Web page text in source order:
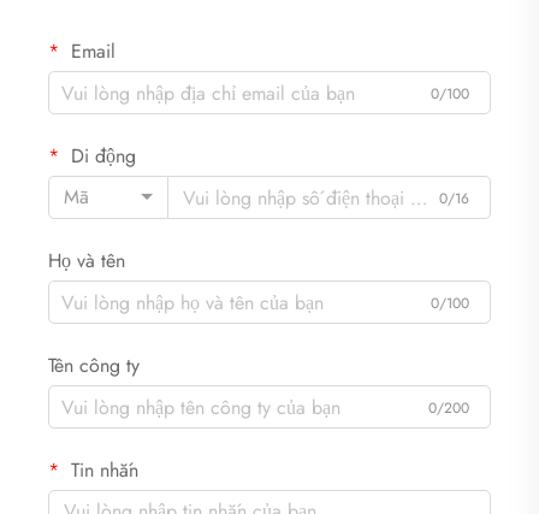
Email
0/100
Di động
Mã
0/16
Họ và tên
0/100
Tên công ty
0/200
Tin nhắn